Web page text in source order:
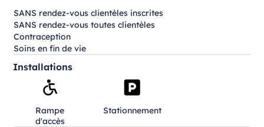
SANS rendez-vous clientèles inscrites
SANS rendez-vous toutes clientèles
Contraception
Soins en fin de vie
Installations
Rampe
d'accès
Stationnement